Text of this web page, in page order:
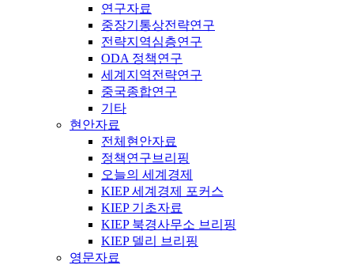
연구자료
중장기통상전략연구
전략지역심층연구
ODA 정책연구
세계지역전략연구
중국종합연구
기타
현안자료
전체현안자료
정책연구브리핑
오늘의 세계경제
KIEP 세계경제 포커스
KIEP 기초자료
KIEP 북경사무소 브리핑
KIEP 델리 브리핑
영문자료